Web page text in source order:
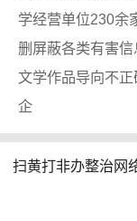
学经营单位230余
删屏蔽各类有害
文学作品导向不
企
扫黄打非办整治网